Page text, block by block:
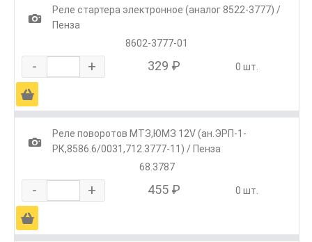
1
Реле стартера электронное (аналог 8522-3777) /
Пенза
8602-3777-01
- + 329 ₽ 0 шт.
Ä
1
Реле поворотов МТЗ,ЮМЗ 12V (ан.ЭРП-1-
РК,8586.6/0031,712.3777-11) / Пенза
68.3787
- + 455 ₽ 0 шт.
Ä